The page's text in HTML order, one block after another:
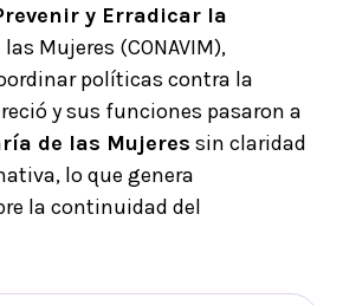
y Erradicar la
Mujeres (CONAVIM),
políticas contra la
y sus funciones pasaron a
de las Mujeres sin claridad
lo que genera
la continuidad del